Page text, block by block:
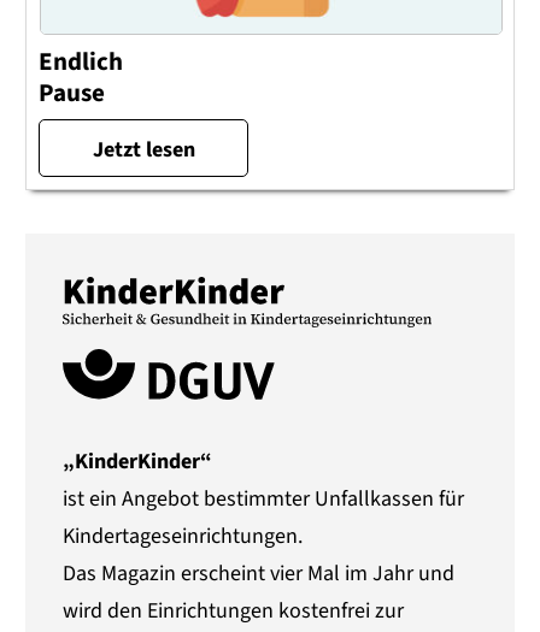
Endlich
Pause
Jetzt lesen
„KinderKinder“
ist ein Angebot bestimmter Unfallkassen für
Kindertageseinrichtungen.
Das Magazin erscheint vier Mal im Jahr und
wird den Einrichtungen kostenfrei zur